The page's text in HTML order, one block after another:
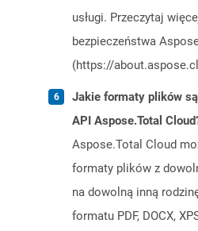
usługi. Przeczytaj
bezpieczeństwa
(https://
Jakie formaty plików
API Aspose.Total
Aspose.Total Cloud
formaty plików z
na dowolną inną
formatu PDF, DOCX,